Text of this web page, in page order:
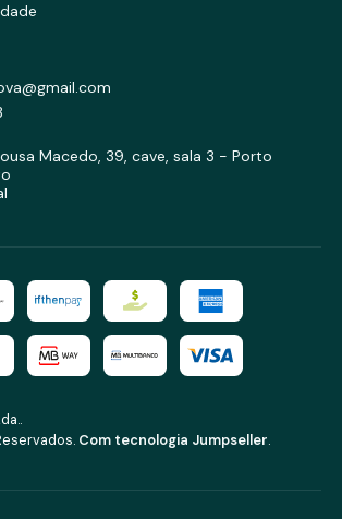
Macedo, 39, cave, sala 3 - Porto
Com tecnologia Jumpseller.